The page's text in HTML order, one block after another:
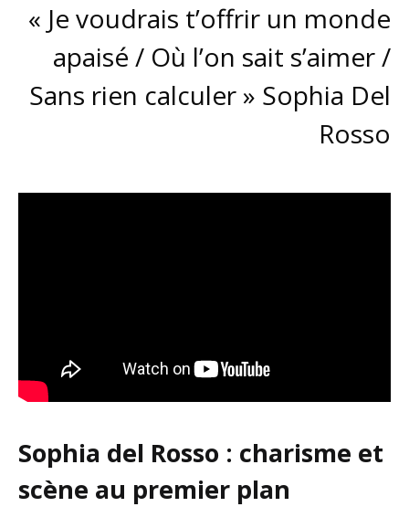
« Je voudrais t’offrir un monde
apaisé / Où l’on sait s’aimer /
Sans rien calculer » Sophia Del
Rosso
Sophia del Rosso : charisme et
scène au premier plan